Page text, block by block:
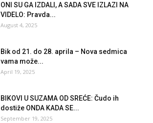
ONI SU GA IZDALI, A SADA SVE IZLAZI NA
VIDELO: Pravda...
August 4, 2025
Bik od 21. do 28. aprila – Nova sedmica
vama može...
April 19, 2025
BIKOVI U SUZAMA OD SREĆE: Čudo ih
dostiže ONDA KADA SE...
September 19, 2025